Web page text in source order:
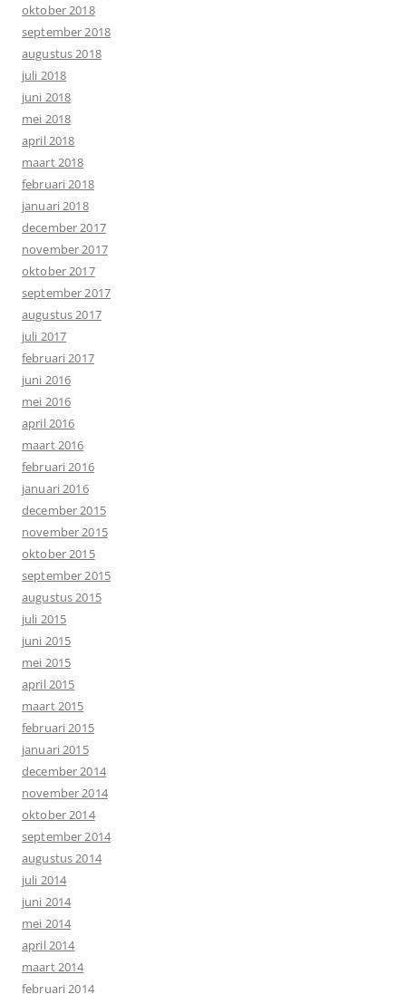
oktober 2018
september 2018
augustus 2018
juli 2018
juni 2018
mei 2018
april 2018
maart 2018
februari 2018
januari 2018
december 2017
november 2017
oktober 2017
september 2017
augustus 2017
juli 2017
februari 2017
juni 2016
mei 2016
april 2016
maart 2016
februari 2016
januari 2016
december 2015
november 2015
oktober 2015
september 2015
augustus 2015
juli 2015
juni 2015
mei 2015
april 2015
maart 2015
februari 2015
januari 2015
december 2014
november 2014
oktober 2014
september 2014
augustus 2014
juli 2014
juni 2014
mei 2014
april 2014
maart 2014
februari 2014